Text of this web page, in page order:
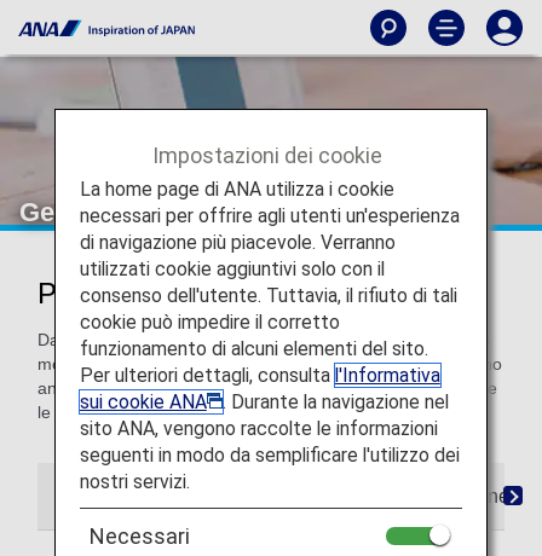
Gestisci la prenotazione
Prenotazioni e modifiche
Da qui puoi prenotare un volo, scegliere il posto a sedere o
modificare la prenotazione. I soci ANA Mileage Club possono
anche registrare le preferenze di prenotazione, per facilitare
le prenotazioni future.
Preferenze di prenotazione
Impostazioni dei cookie
La home page di ANA utilizza i cookie
necessari per offrire agli utenti un'esperienza
di navigazione più piacevole. Verranno
utilizzati cookie aggiuntivi solo con il
consenso dell'utente. Tuttavia, il rifiuto di tali
cookie può impedire il corretto
funzionamento di alcuni elementi del sito.
Per ulteriori dettagli, consulta l'Informativa
sui cookie ANA
. Durante la navigazione nel
sito ANA, vengono raccolte le informazioni
seguenti in modo da semplificare l'utilizzo dei
nostri servizi.
Necessari